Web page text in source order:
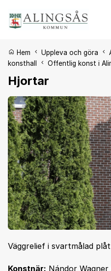
Du är här:
Hem Uppleva och göra
konsthall
Offentlig konst i
Hjortar
Väggrelief i svartmålad plåt
Konstnär: Nándor Wagner